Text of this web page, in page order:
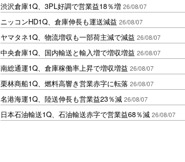
渋沢倉庫1Q、3PL好調で営業益18％増 26/08/07
ニッコンHD1Q、倉庫伸長も運送減益 26/08/07
ヤマタネ1Q、物流増収も一部荷主減で減益 26/08/07
中央倉庫1Q、国内輸送と輸入増で増収増益 26/08/07
南総通運1Q、倉庫稼働率上昇で増収増益 26/08/07
栗林商船1Q、燃料高響き営業赤字に転落 26/08/07
名港海運1Q、陸送伸長も営業益23％減 26/08/07
日本石油輸送1Q、石油輸送赤字で営業益68％減 26/08/07